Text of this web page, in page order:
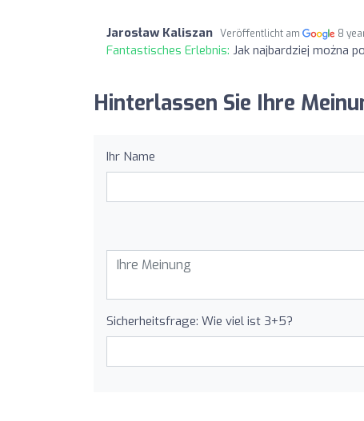
Jarosław Kaliszan Veröffentlicht am 8
Fantastisches Erlebnis: Jak najbardziej można
Hinterlassen Sie Ihre
Ihr Name
Sicherheitsfrage: Wie viel ist 3+5?